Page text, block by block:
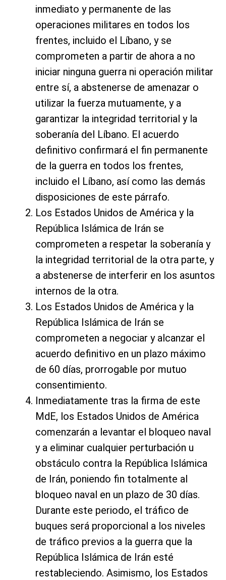
inmediato y permanente de las
operaciones militares en todos los
frentes, incluido el Líbano, y se
comprometen a partir de ahora a no
iniciar ninguna guerra ni operación militar
entre sí, a abstenerse de amenazar o
utilizar la fuerza mutuamente, y a
garantizar la integridad territorial y la
soberanía del Líbano. El acuerdo
definitivo confirmará el fin permanente
de la guerra en todos los frentes,
incluido el Líbano, así como las demás
disposiciones de este párrafo.
Los Estados Unidos de América y la
República Islámica de Irán se
comprometen a respetar la soberanía y
la integridad territorial de la otra parte, y
a abstenerse de interferir en los asuntos
internos de la otra.
Los Estados Unidos de América y la
República Islámica de Irán se
comprometen a negociar y alcanzar el
acuerdo definitivo en un plazo máximo
de 60 días, prorrogable por mutuo
consentimiento.
Inmediatamente tras la firma de este
MdE, los Estados Unidos de América
comenzarán a levantar el bloqueo naval
y a eliminar cualquier perturbación u
obstáculo contra la República Islámica
de Irán, poniendo fin totalmente al
bloqueo naval en un plazo de 30 días.
Durante este periodo, el tráfico de
buques será proporcional a los niveles
de tráfico previos a la guerra que la
República Islámica de Irán esté
restableciendo. Asimismo, los Estados